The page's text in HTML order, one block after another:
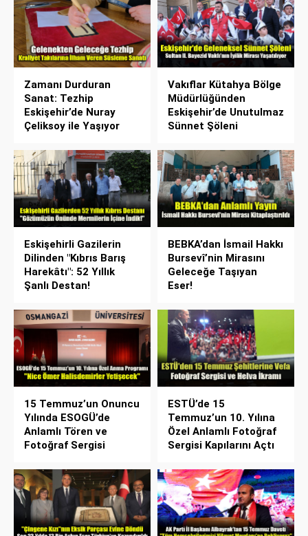
Zamanı Durduran
Sanat: Tezhip
Eskişehir’de Nuray
Çeliksoy ile Yaşıyor
Vakıflar Kütahya Bölge
Müdürlüğünden
Eskişehir’de Unutulmaz
Sünnet Şöleni
Eskişehirli Gazilerin
Dilinden "Kıbrıs Barış
Harekâtı": 52 Yıllık
Şanlı Destan!
BEBKA’dan İsmail Hakkı
Bursevî’nin Mirasını
Geleceğe Taşıyan
Eser!
15 Temmuz’un Onuncu
Yılında ESOGÜ’de
Anlamlı Tören ve
Fotoğraf Sergisi
ESTÜ’de 15
Temmuz’un 10. Yılına
Özel Anlamlı Fotoğraf
Sergisi Kapılarını Açtı